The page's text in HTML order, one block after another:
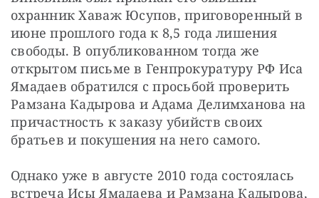
охранник Хаваж Юсупов, приговоренный в
июне прошлого года к 8,5 года лишения
свободы. В опубликованном тогда же
открытом письме в Генпрокуратуру РФ Иса
Ямадаев обратился с просьбой проверить
Рамзана Кадырова и Адама Делимханова на
причастность к заказу убийств своих
братьев и покушения на него самого.
Однако уже в августе 2010 года состоялась
встреча Исы Ямадаева и Рамзана Кадырова,